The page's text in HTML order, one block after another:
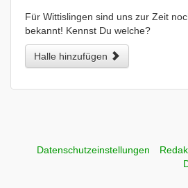
Für Wittislingen sind uns zur Zeit
bekannt! Kennst Du welche?
Halle hinzufügen
Datenschutzeinstellungen